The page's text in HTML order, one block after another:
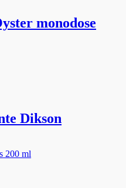
monodose
Dikson